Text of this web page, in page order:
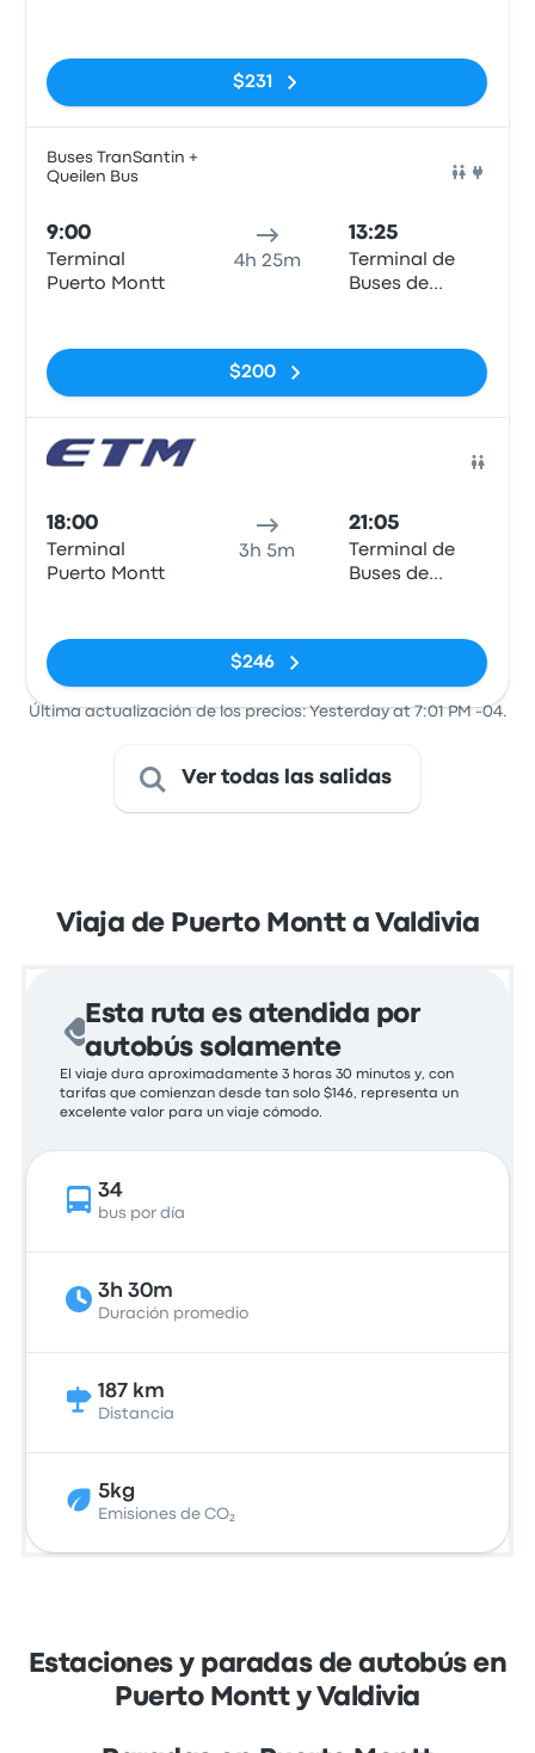
$231
Buses TranSantin +
Queilen Bus
9:00
Terminal
Puerto Montt
4h 25m
13:25
Terminal de
Buses de
$200
18:00
Terminal
Puerto Montt
3h 5m
21:05
Terminal de
Buses de
$246
Última actualización de los precios: Yesterday at 7:01 PM -04.
Ver todas las salidas
Viaja de Puerto Montt a Valdivia
Esta ruta es atendida por
autobús solamente
El viaje dura aproximadamente 3 horas 30 minutos y, con
tarifas que comienzan desde tan solo $146, representa un
excelente valor para un viaje cómodo.
34
bus por día
3h 30m
Duración promedio
187 km
Distancia
5kg
Emisiones de CO₂
Estaciones y paradas de autobús en
Puerto Montt y Valdivia